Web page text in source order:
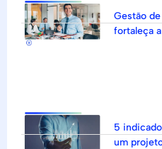
Gestão
fortaleça
5
um